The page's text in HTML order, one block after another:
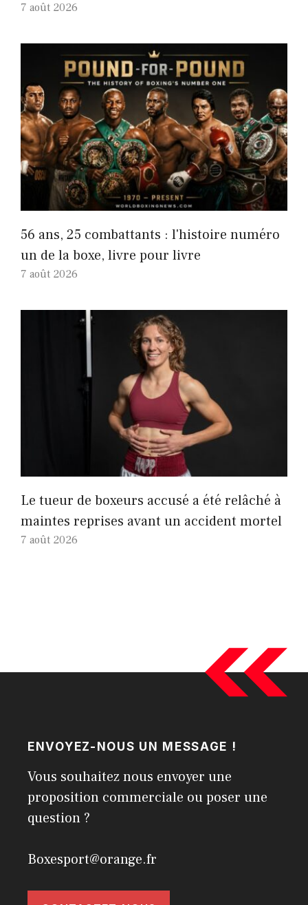
7 août 2026
56 ans, 25 combattants : l'histoire numéro
un de la boxe, livre pour livre
7 août 2026
Le tueur de boxeurs accusé a été relâché à
maintes reprises avant un accident mortel
7 août 2026
ENVOYEZ-NOUS UN MESSAGE !
Vous souhaitez nous envoyer une
proposition commerciale ou poser une
question ?
Boxesport@orange.fr